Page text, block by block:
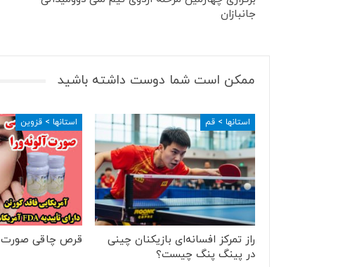
جانبازان
ممکن است شما دوست داشته باشید
استانها > قم
راز تمرکز افسانه‌ای بازیکنان چینی
در پینگ پنگ چیست؟
استانها > قزوین
قرص چاقی صورت